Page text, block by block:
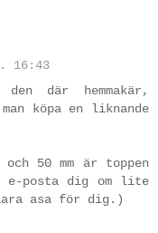
16:43
där hemmakär,
köpa en liknande
50 mm är toppen
e-posta dig om lite
asa för dig.)